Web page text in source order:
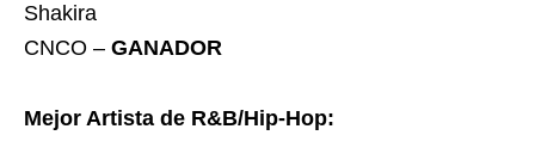
Shakira
CNCO – GANADOR
Mejor Artista de R&B/Hip-Hop: